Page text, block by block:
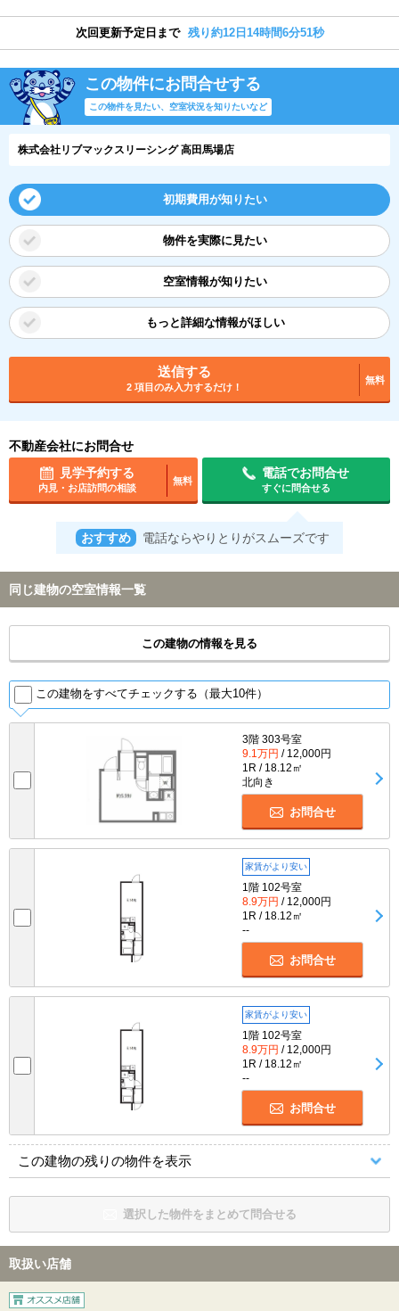
次回更新予定日まで 残り約12日14時間6分51秒
この物件にお問合せする
この物件を見たい、空室状況を知りたいなど
株式会社リブマックスリーシング 高田馬場店
初期費用が知りたい
物件を実際に見たい
空室情報が知りたい
もっと詳細な情報がほしい
送信する
2 項目のみ入力するだけ！
無料
不動産会社にお問合せ
見学予約する
内見・お店訪問の相談
無料
電話でお問合せ
すぐに問合せる
おすすめ 電話ならやりとりがスムーズです
同じ建物の空室情報一覧
この建物の情報を見る
この建物をすべてチェックする（最大10件）
3階 303号室
9.1万円 / 12,000円
1R / 18.12㎡
北向き
お問合せ
家賃がより安い
1階 102号室
8.9万円 / 12,000円
1R / 18.12㎡
--
お問合せ
家賃がより安い
1階 102号室
8.9万円 / 12,000円
1R / 18.12㎡
--
お問合せ
この建物の残りの物件を表示
選択した物件をまとめて問合せる
取扱い店舗